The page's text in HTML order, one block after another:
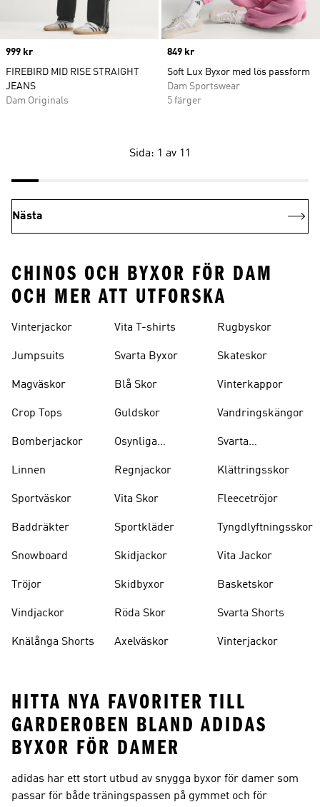
Price
999 kr
FIREBIRD MID RISE STRAIGHT
JEANS
Dam Originals
Price
849 kr
Soft Lux Byxor med lös passform
Dam Sportswear
5 färger
Sida: 1 av 11
Nästa
CHINOS OCH BYXOR FÖR DAM
OCH MER ATT UTFORSKA
Vinterjackor
Jumpsuits
Magväskor
Crop Tops
Bomberjackor
Linnen
Sportväskor
Baddräkter
Snowboard
Tröjor
Vindjackor
Knälånga Shorts
Vita T-shirts
Svarta Byxor
Blå Skor
Guldskor
Osynliga
Regnjackor
Vita Skor
Sportkläder
Skidjackor
Skidbyxor
Röda Skor
Axelväskor
Rugbyskor
Skateskor
Vinterkappor
Vandringskängor
Svarta
Klättringsskor
Fleecetröjor
Tyngdlyftningsskor
Vita Jackor
Basketskor
Svarta Shorts
Vinterjackor
HITTA NYA FAVORITER TILL
GARDEROBEN BLAND ADIDAS
BYXOR FÖR DAMER
adidas har ett stort utbud av snygga byxor för damer som
passar för både träningspassen på gymmet och för